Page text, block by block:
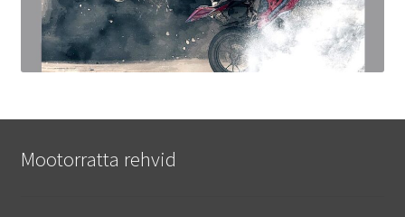
Mootorratta rehvid